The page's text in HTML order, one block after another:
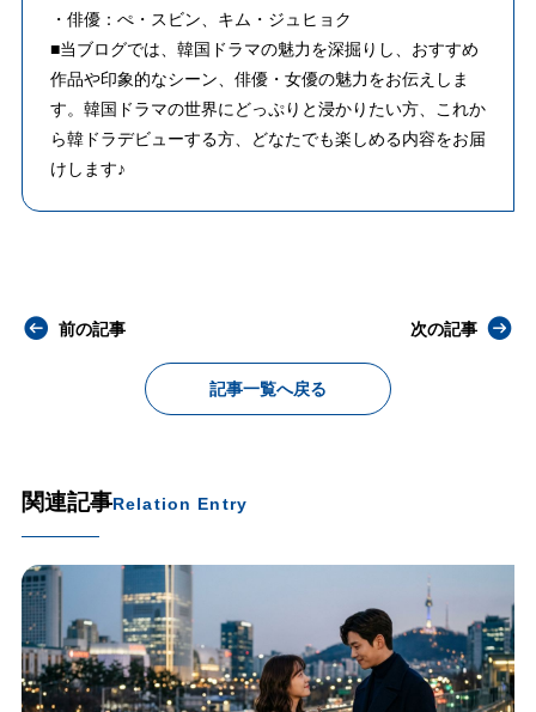
・俳優：ぺ・スビン、キム・ジュヒョク
■当ブログでは、韓国ドラマの魅力を深掘りし、おすすめ
作品や印象的なシーン、俳優・女優の魅力をお伝えしま
す。韓国ドラマの世界にどっぷりと浸かりたい方、これか
ら韓ドラデビューする方、どなたでも楽しめる内容をお届
けします♪
前の記事
記事一覧へ戻る
次の記事
関連記事Relation Entry